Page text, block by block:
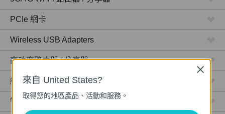
PCIe 網卡
Wireless USB Adapters
高功率路由器 / 分享器
網路攝影機
智慧型插座
來自 United States?
取得您的地區產品、活動和服務。
Close